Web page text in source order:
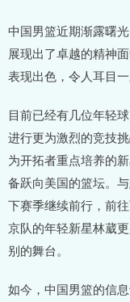
中国男篮近期渐露曙
展现出了卓越的精神
表现出色，令人耳目一
目前已经有几位年轻
进行更为激烈的竞技
为开拓者重点培养的
备跃向美国的篮坛。
下赛季继续前行，前
京队的年轻新星林葳
别的舞台。
如今，中国男篮的信